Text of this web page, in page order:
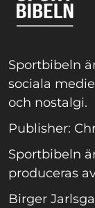
Sportbibeln
sociala
och nostalgi.
Publisher:
Sportbibeln
produceras
Birger